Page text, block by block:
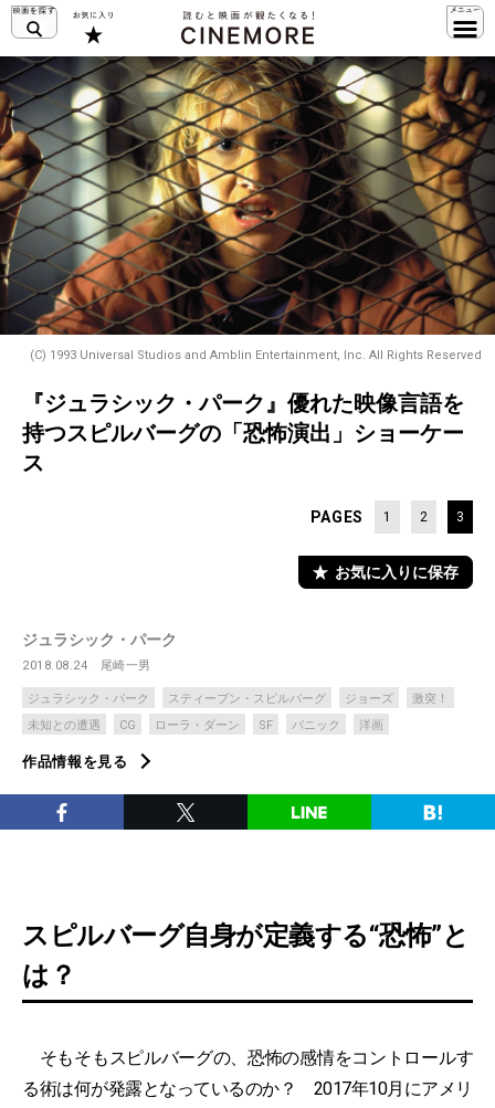
(C) 1993 Universal Studios and Amblin Entertainment, Inc. All Rights Reserved
『ジュラシック・パーク』優れた映像言語を
持つスピルバーグの「恐怖演出」ショーケー
ス
PAGES 1 2 3
お気に入りに保存
ジュラシック・パーク
2018.08.24 尾崎一男
ジュラシック・パーク スティーブン・スピルバーグ ジョーズ
激突！
未知との遭遇
CG ローラ・ダーン SF パニック 洋画
作品情報を見る
スピルバーグ自身が定義する“恐怖”と
は？
そもそもスピルバーグの、恐怖の感情をコントロールす
る術は何が発露となっているのか？ 2017年10月にアメリ